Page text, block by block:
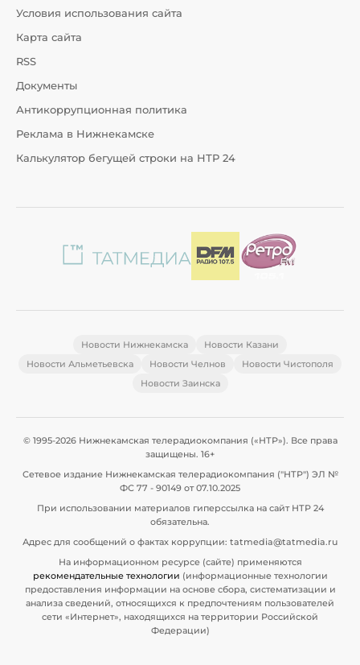
Условия использования сайта
Карта сайта
RSS
Документы
Антикоррупционная политика
Реклама в Нижнекамске
Калькулятор бегущей строки на НТР 24
Новости Нижнекамска
Новости Казани
Новости Альметьевска
Новости Челнов
Новости Чистополя
Новости Заинска
© 1995-2026 Нижнекамская телерадиокомпания («НТР»). Все права
защищены. 16+
Сетевое издание Нижнекамская телерадиокомпания ("НТР") ЭЛ №
ФС 77 - 90149 от 07.10.2025
При использовании материалов гиперссылка на сайт НТР 24
обязательна.
Адрес для сообщений о фактах коррупции: tatmedia@tatmedia.ru
На информационном ресурсе (сайте) применяются
рекомендательные технологии (информационные технологии
предоставления информации на основе сбора, систематизации и
анализа сведений, относящихся к предпочтениям пользователей
сети «Интернет», находящихся на территории Российской
Федерации)